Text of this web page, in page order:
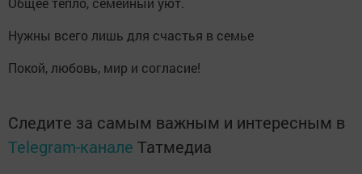
Нужны всего лишь для счастья в семье
Покой, любовь, мир и согласие!
Следите за самым важным и интересным в
Telegram-канале Татмедиа